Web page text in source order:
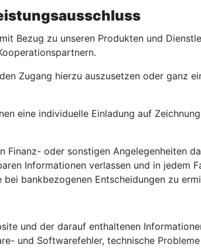
Bezug zu unseren Produkten und
Zugang hierzu auszusetzen oder ganz
eine individuelle Einladung auf
oder sonstigen Angelegenheiten
Informationen verlassen und in jedem
bankbezogenen Entscheidungen zu
und der darauf enthaltenen
und Softwarefehler, technische